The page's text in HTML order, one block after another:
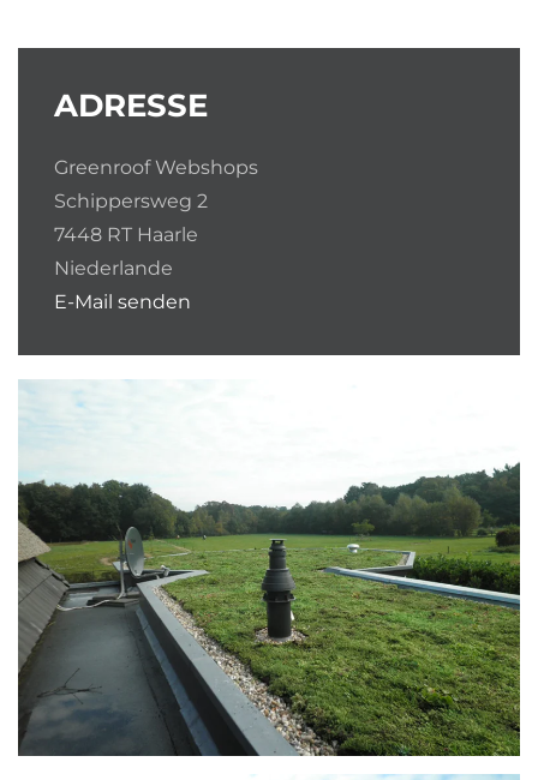
ADRESSE
Greenroof Webshops
Schippersweg 2
7448 RT Haarle
Niederlande
E-Mail senden